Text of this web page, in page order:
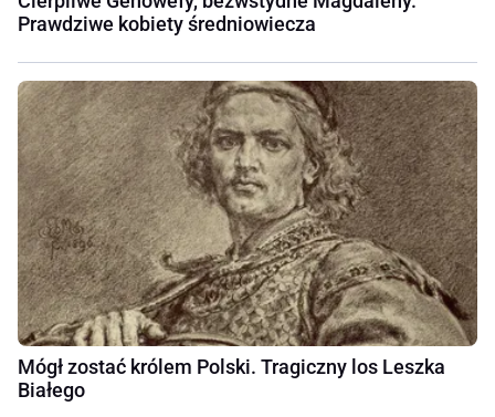
Prawdziwe kobiety średniowiecza
Mógł zostać królem Polski. Tragiczny los Leszka
Białego